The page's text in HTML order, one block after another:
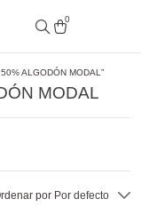
0
ALGODÓN MODAL”
MODAL
por Por defecto